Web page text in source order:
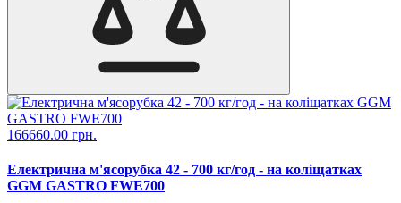
166660.00 грн.
Електрична м'ясорубка 42 - 700 кг/год - на коліщатках
GGM GASTRO FWE700